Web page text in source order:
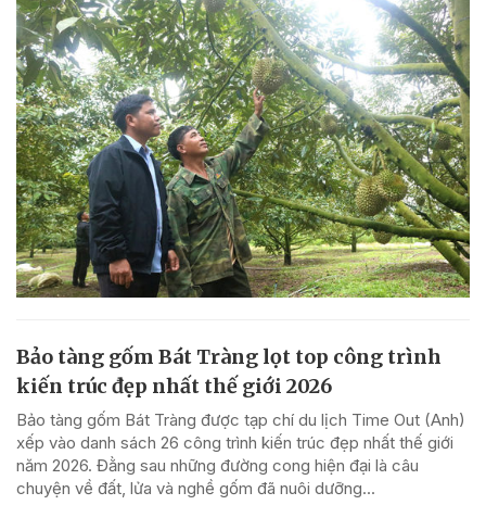
Bảo tàng gốm Bát Tràng lọt top công trình
kiến trúc đẹp nhất thế giới 2026
Bảo tàng gốm Bát Tràng được tạp chí du lịch Time Out (Anh)
xếp vào danh sách 26 công trình kiến trúc đẹp nhất thế giới
năm 2026. Đằng sau những đường cong hiện đại là câu
chuyện về đất, lửa và nghề gốm đã nuôi dưỡng...